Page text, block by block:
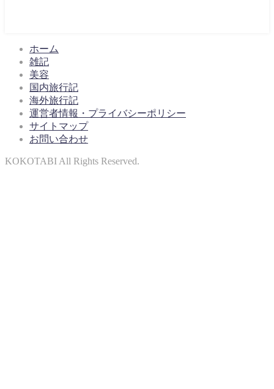
ホーム
雑記
美容
国内旅行記
海外旅行記
運営者情報・プライバシーポリシー
サイトマップ
お問い合わせ
KOKOTABI All Rights Reserved.